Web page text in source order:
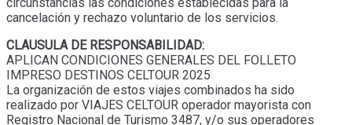
circunstancias las condiciones establecidas para la
cancelación y rechazo voluntario de los servicios.
CLAUSULA DE RESPONSABILIDAD:
APLICAN CONDICIONES GENERALES DEL FOLLETO
IMPRESO DESTINOS CELTOUR 2025
La organización de estos viajes combinados ha sido
realizado por VIAJES CELTOUR operador mayorista con
Registro Nacional de Turismo 3487, y/o sus operadores